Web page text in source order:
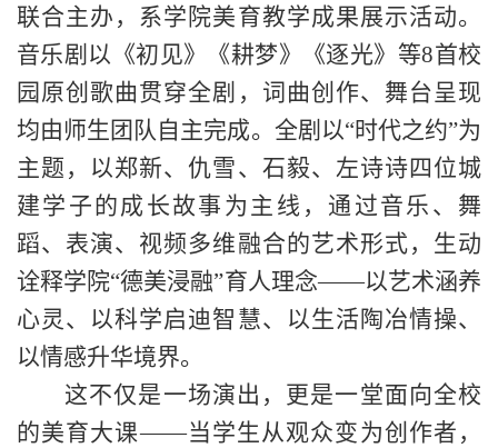
联合主办，系学院美育教学成果展示活动。
音乐剧以《初见》《耕梦》《逐光》等8首校
园原创歌曲贯穿全剧，词曲创作、舞台呈现
均由师生团队自主完成。 全剧以“时代之约”为
主题，以郑新、仇雪、石毅、左诗诗四位城
建学子的成长故事为主线，通过音乐、舞
蹈、表演、视频多维融合的艺术形式，生动
诠释学院“德美浸融”育人理念——以艺术涵养
心灵、以科学启迪智慧、以生活陶冶情操、
以情感升华境界。
这不仅是一场演出，更是一堂面向全校
的美育大课——当学生从观众变为创作者，